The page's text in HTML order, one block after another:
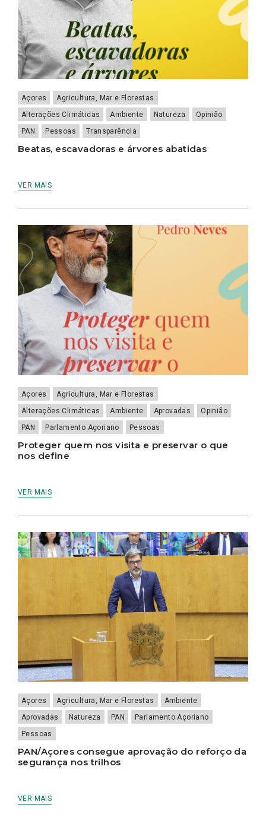
Açores
Agricultura, Mar e Florestas
Alterações Climáticas
Ambiente Natureza
Opinião
PAN
Pessoas Transparência
Beatas, escavadoras e árvores abatidas
VER MAIS
Açores
Agricultura, Mar e Florestas
Alterações Climáticas
Ambiente Aprovadas
Opinião
PAN
Parlamento Açoriano Pessoas
Proteger quem nos visita e preservar o que
nos define
VER MAIS
Açores Agricultura, Mar e Florestas
Ambiente
Aprovadas
Natureza PAN
Parlamento Açoriano
Pessoas
PAN/Açores consegue aprovação do reforço da
segurança nos trilhos
VER MAIS